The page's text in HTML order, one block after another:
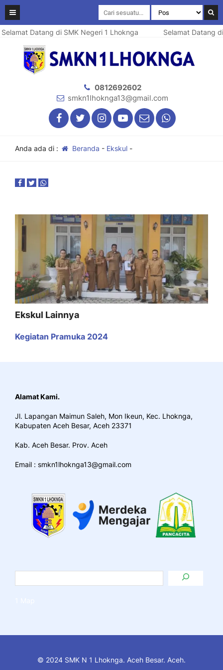
Datang di SMK Negeri 1 Lhoknga Selamat Datang
0812692602
smkn1lhoknga13@gmail.com
Anda ada di : Beranda - Ekskul-
Ekskul Lainnya
Kegiatan Pramuka 2024
Alamat Kami.
Jl. Lapangan Maimun Saleh, Mon Ikeun, Kec. Lhoknga,
Kabupaten Aceh Besar, Aceh 23371
Kab. Aceh Besar. Prov. Aceh
Email : smkn1lhoknga13@gmail.com
© 2024 SMK N 1 Lhoknga. Aceh Besar. Aceh.